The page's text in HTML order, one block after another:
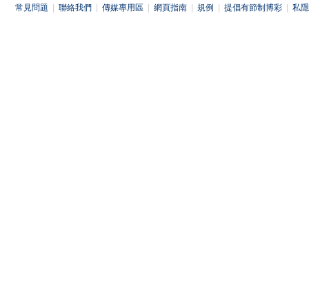
常見問題 聯絡我們 傳媒專用區 網頁指南 規例 提倡有節制博彩 私